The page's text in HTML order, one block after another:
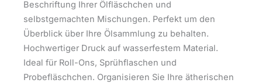
Beschriftung Ihrer Ölfläschchen und
selbstgemachten Mischungen. Perfekt um den
Überblick über Ihre Ölsammlung zu behalten.
Hochwertiger Druck auf wasserfestem Material.
Ideal für Roll-Ons, Sprühflaschen und
Probefläschchen. Organisieren Sie Ihre ätherischen